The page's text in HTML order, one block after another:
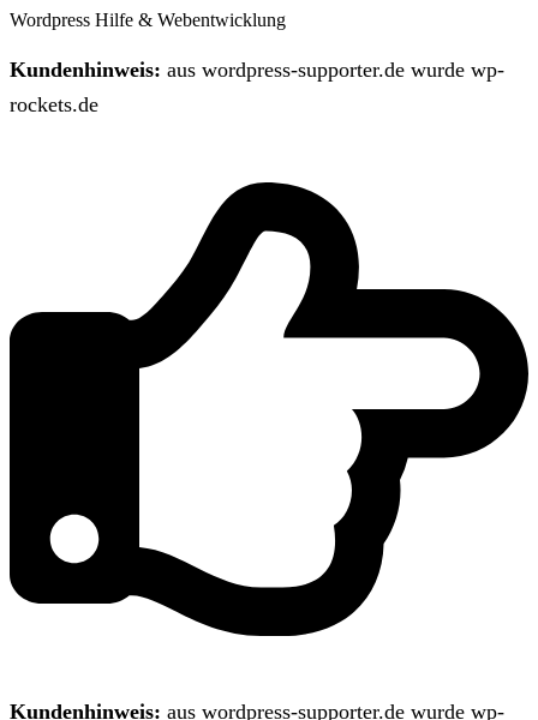
Wordpress Hilfe & Webentwicklung
Kundenhinweis: aus wordpress-supporter.de wurde wp-
rockets.de
Kundenhinweis: aus wordpress-supporter.de wurde wp-